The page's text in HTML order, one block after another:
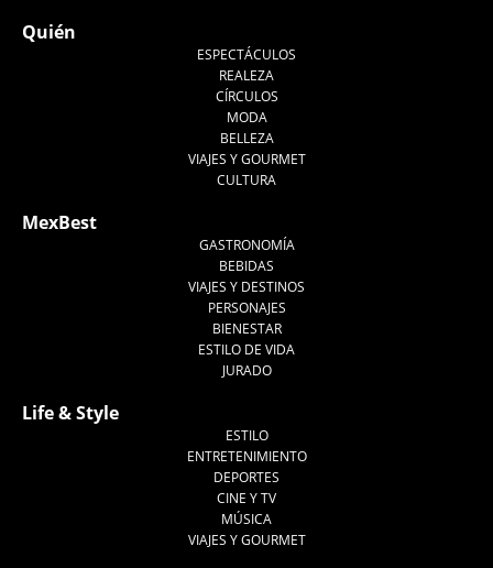
Quién
ESPECTÁCULOS
REALEZA
CÍRCULOS
MODA
BELLEZA
VIAJES Y GOURMET
CULTURA
MexBest
GASTRONOMÍA
BEBIDAS
VIAJES Y DESTINOS
PERSONAJES
BIENESTAR
ESTILO DE VIDA
JURADO
Life & Style
ESTILO
ENTRETENIMIENTO
DEPORTES
CINE Y TV
MÚSICA
VIAJES Y GOURMET